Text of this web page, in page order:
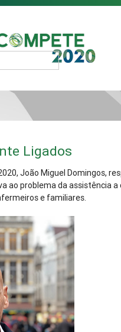
Ligados
João Miguel Domingos,
ao problema da assistência
e familiares.